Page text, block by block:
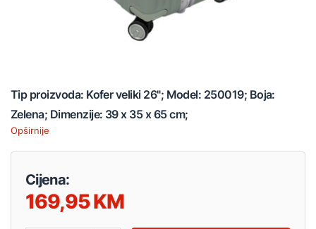
Tip proizvoda: Kofer veliki 26"; Model: 250019; Boja:
Zelena; Dimenzije: 39 x 35 x 65 cm;
Opširnije
Cijena:
169,95